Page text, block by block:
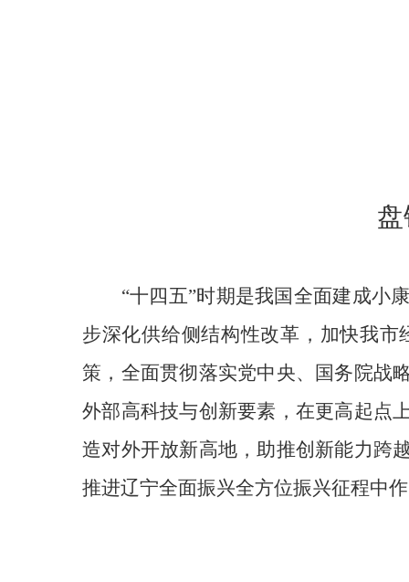
“十四五”时期是我国全面建成小
步深化供给侧结构性改革，加快我
策，全面贯彻落实党中央、国务院战
外部高科技与创新要素，在更高起点
造对外开放新高地，助推创新能力跨
推进辽宁全面振兴全方位振兴征程中